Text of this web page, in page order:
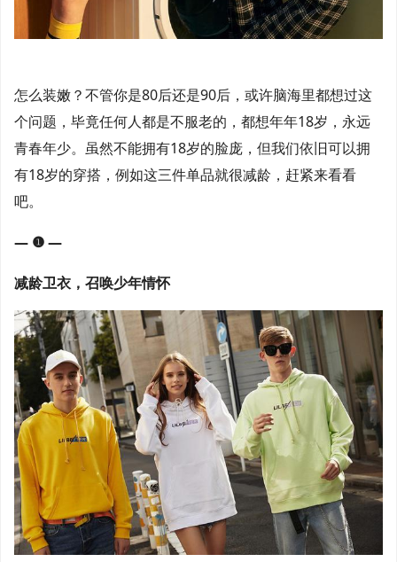
怎么装嫩？不管你是80后还是90后，或许脑海里都想过这
个问题，毕竟任何人都是不服老的，都想年年18岁，永远
青春年少。虽然不能拥有18岁的脸庞，但我们依旧可以拥
有18岁的穿搭，例如这三件单品就很减龄，赶紧来看看
吧。
— ❶ —
减龄卫衣，召唤少年情怀